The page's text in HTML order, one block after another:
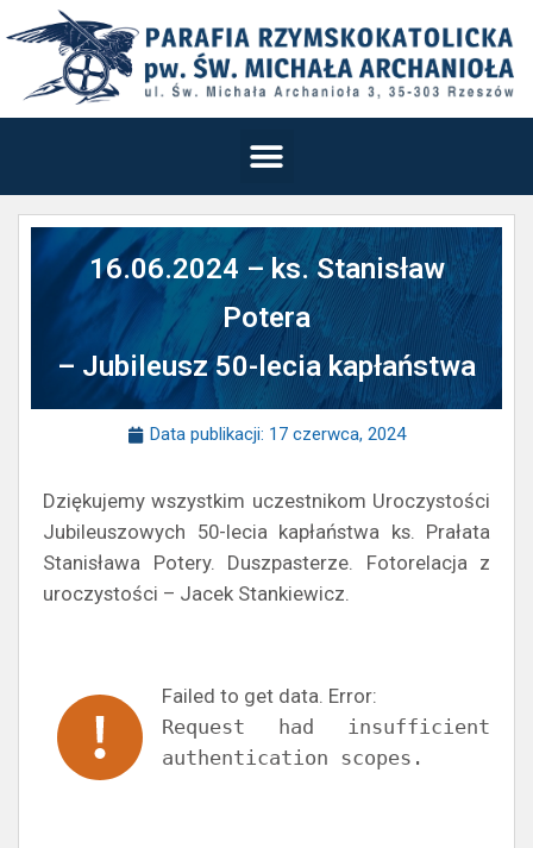
16.06.2024 – ks. Stanisław
Potera
– Jubileusz 50-lecia kapłaństwa
Data publikacji: 17 czerwca, 2024
Dziękujemy wszystkim uczestnikom Uroczystości
Jubileuszowych 50-lecia kapłaństwa ks. Prałata
Stanisława Potery. Duszpasterze. Fotorelacja z
uroczystości – Jacek Stankiewicz.
Failed to get data. Error:
Request had insufficient
authentication scopes.